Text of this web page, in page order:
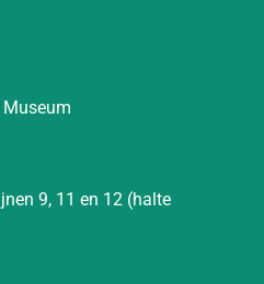
Museum
9, 11 en 12 (halte